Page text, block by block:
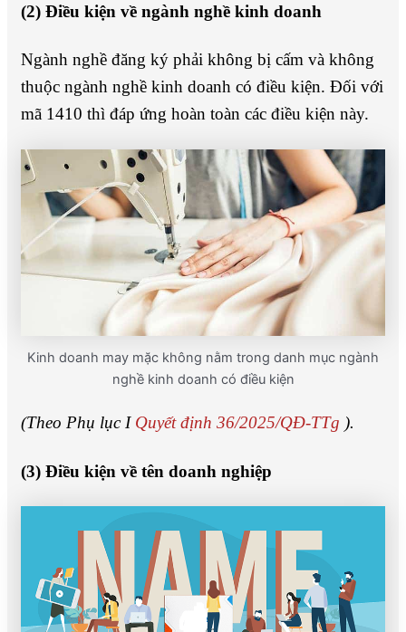
(2) Điều kiện về ngành nghề kinh doanh
Ngành nghề đăng ký phải không bị cấm và không
thuộc ngành nghề kinh doanh có điều kiện. Đối với
mã 1410 thì đáp ứng hoàn toàn các điều kiện này.
Kinh doanh may mặc không nằm trong danh mục ngành
nghề kinh doanh có điều kiện
(Theo Phụ lục I Quyết định 36/2025/QĐ-TTg ).
(3) Điều kiện về tên doanh nghiệp